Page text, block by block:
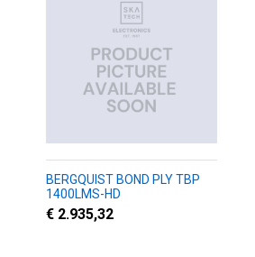
BERGQUIST BOND PLY TBP
1400LMS-HD
€ 2.935,32